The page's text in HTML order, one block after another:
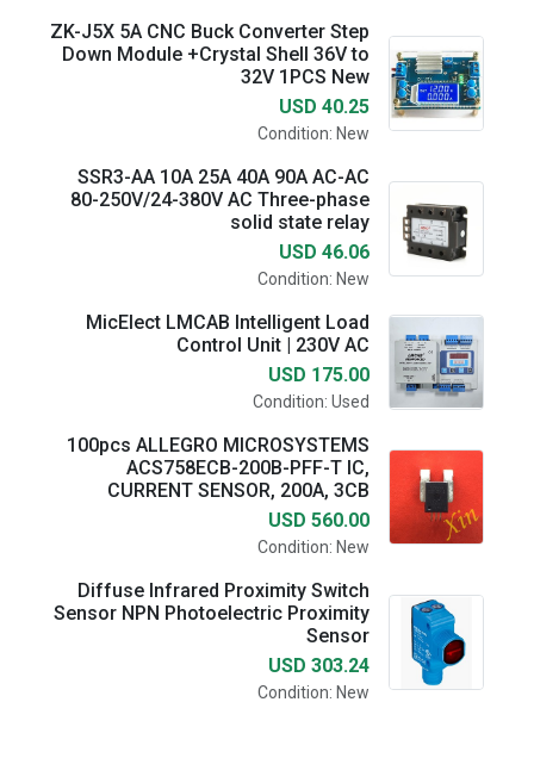
ZK-J5X 5A CNC Buck Converter Step
Down Module +Crystal Shell 36V to
32V 1PCS New
USD 40.25
Condition: New
SSR3-AA 10A 25A 40A 90A AC-AC
80-250V/24-380V AC Three-phase
solid state relay
USD 46.06
Condition: New
MicElect LMCAB Intelligent Load
Control Unit | 230V AC
USD 175.00
Condition: Used
100pcs ALLEGRO MICROSYSTEMS
ACS758ECB-200B-PFF-T IC,
CURRENT SENSOR, 200A, 3CB
USD 560.00
Condition: New
Diffuse Infrared Proximity Switch
Sensor NPN Photoelectric Proximity
Sensor
USD 303.24
Condition: New